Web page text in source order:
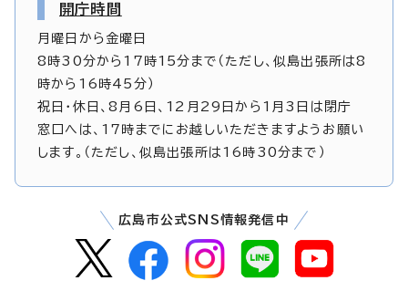
開庁時間
月曜日から金曜日
8時30分から17時15分まで（ただし、似島出張所は8
時から16時45分）
祝日・休日、8月6日、12月29日から1月3日は閉庁
窓口へは、17時までにお越しいただきますようお願い
します。（ただし、似島出張所は16時30分まで）
広島市公式SNS情報発信中